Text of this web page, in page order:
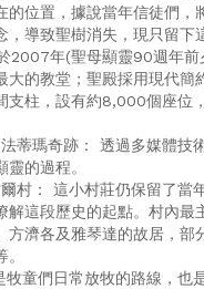
的位置，據說當年信徒們，
，導致聖樹消失，現只留下
2007年(聖母顯靈90週年前
大的教堂；聖殿採用現代簡
支柱，設有約8,000個座位
蒂瑪奇跡： 透過多媒體技
靈的過程。
村： 這小村莊仍保留了當
解這段歷史的起點。村內最
方濟各及雅琴達的故居，部
童們日常放牧的路線，也